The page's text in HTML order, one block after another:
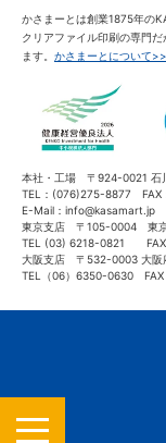
かさまーとは創業1875年の
クリアファイル印刷の専門
ます。 かさまーとについて>>
本社・工場 〒924-0021 石
TEL：(076)275-8877
E-Mail：info@kasamart.jp
東京支店 〒105-0004 東京
TEL (03) 6218-0821 FAX
大阪支店 〒532-0003 大阪
TEL（06）6350-0630